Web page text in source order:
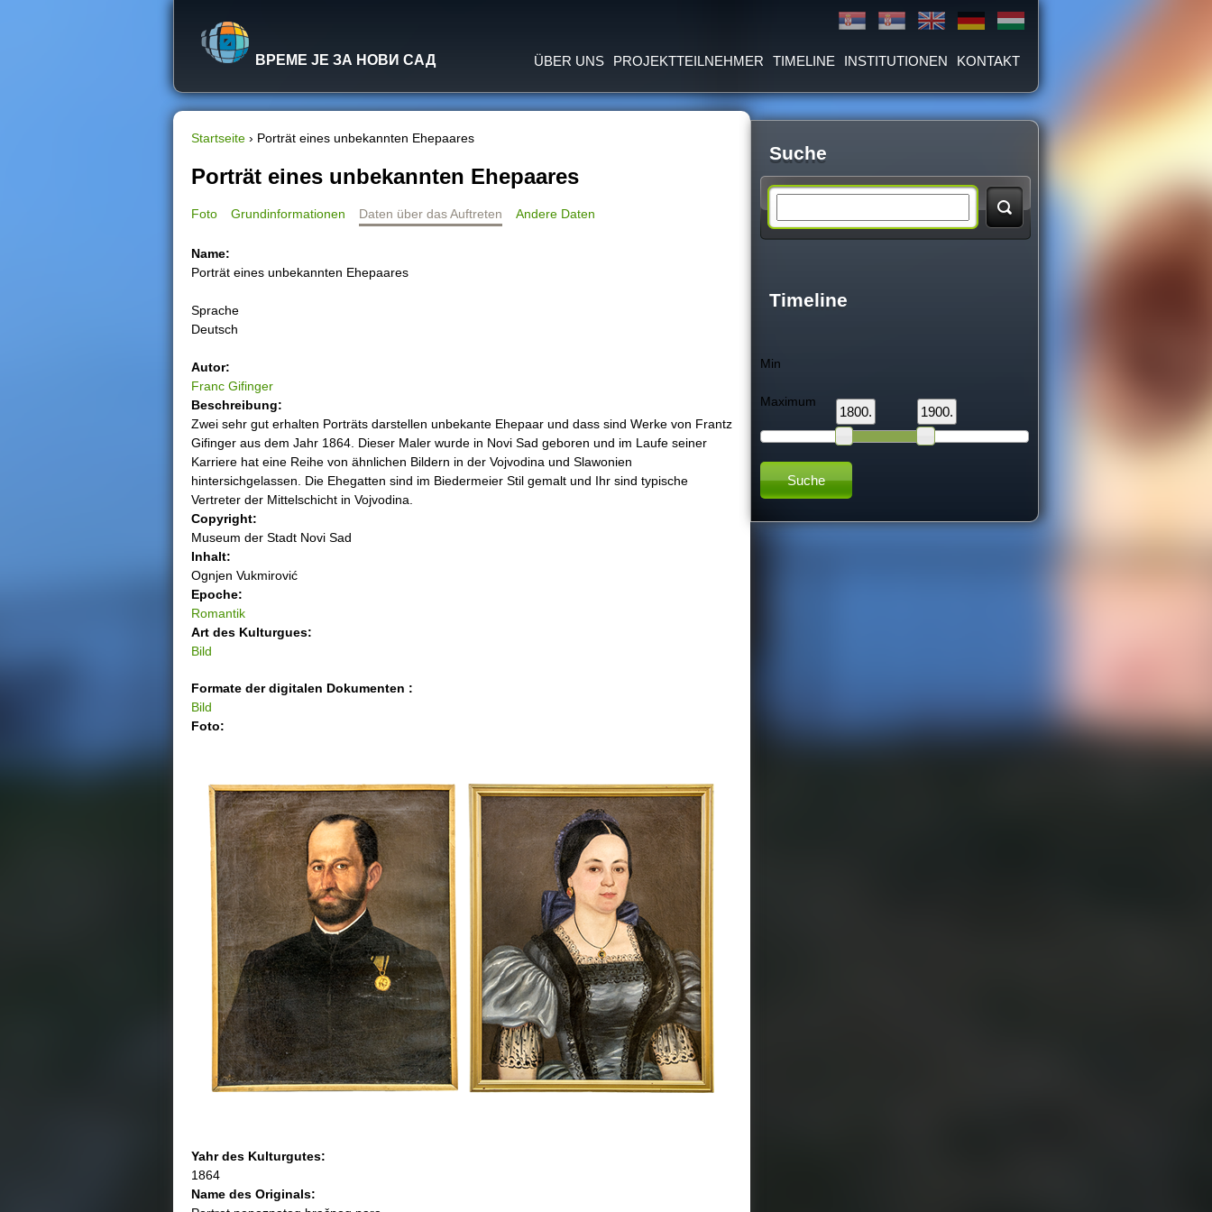
ВРЕМЕ ЈЕ ЗА НОВИ САД ÜBER UNS PROJEKTTEILNEHMER TIMELINE INSTITUTIONEN KONTAKT
S
i
s
i
d
h
i
e
r
Startseite › Porträt eines unbekannten Ehepaares
Porträt eines unbekannten Ehepaares
Foto Grundinformationen Daten über das Auftreten Andere Daten
Name:
Porträt eines unbekannten Ehepaares
Sprache
Deutsch
Autor:
Franc Gifinger
Beschreibung:
Zwei sehr gut erhalten Porträts darstellen unbekante Ehepaar und dass sind Werke von Frantz
Gifinger aus dem Jahr 1864. Dieser Maler wurde in Novi Sad geboren und im Laufe seiner
Karriere hat eine Reihe von ähnlichen Bildern in der Vojvodina und Slawonien
hintersichgelassen. Die Ehegatten sind im Biedermeier Stil gemalt und Ihr sind typische
Vertreter der Mittelschicht in Vojvodina.
Copyright:
Museum der Stadt Novi Sad
Inhalt:
Ognjen Vukmirović
Epoche:
Romantik
Art des Kulturguеs:
Bild
Formate der digitalen Dokumenten :
Bild
Foto:
Yahr des Kulturgutеs:
1864
Name des Originals:
Suche
a
h
Timeline
Min
Maximum
1800. 1900.